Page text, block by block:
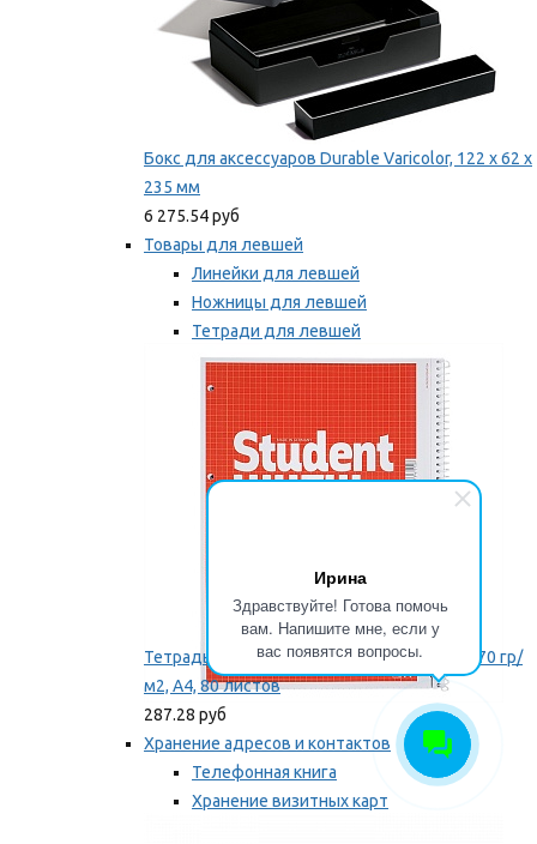
Ирина
Здравствуйте! Готова помочь
вам. Напишите мне, если у
вас появятся вопросы.
Бокс для аксессуаров Durable Varicolor, 122 x 62 x
235 мм
6 275.54 руб
Товары для левшей
Линейки для левшей
Ножницы для левшей
Тетради для левшей
Точилки для левшей
Мы рекомендуем
Тетрадь для левши Brunnen, на пружине, 70 гр/
м2, А4, 80 листов
287.28 руб
Хранение адресов и контактов
Телефонная книга
Хранение визитных карт